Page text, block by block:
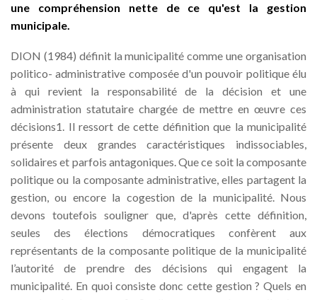
une compréhension nette de ce qu'est la gestion
municipale.
DION (1984) définit la municipalité comme une organisation
politico- administrative composée d'un pouvoir politique élu
à qui revient la responsabilité de la décision et une
administration statutaire chargée de mettre en œuvre ces
décisions1. Il ressort de cette définition que la municipalité
présente deux grandes caractéristiques indissociables,
solidaires et parfois antagoniques. Que ce soit la composante
politique ou la composante administrative, elles partagent la
gestion, ou encore la cogestion de la municipalité. Nous
devons toutefois souligner que, d'après cette définition,
seules des élections démocratiques confèrent aux
représentants de la composante politique de la municipalité
l’autorité de prendre des décisions qui engagent la
municipalité. En quoi consiste donc cette gestion ? Quels en